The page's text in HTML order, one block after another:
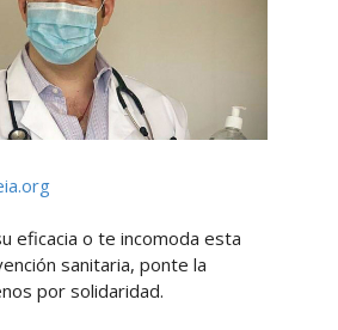
eficacia o te incomoda esta
sanitaria, ponte la
por solidaridad.